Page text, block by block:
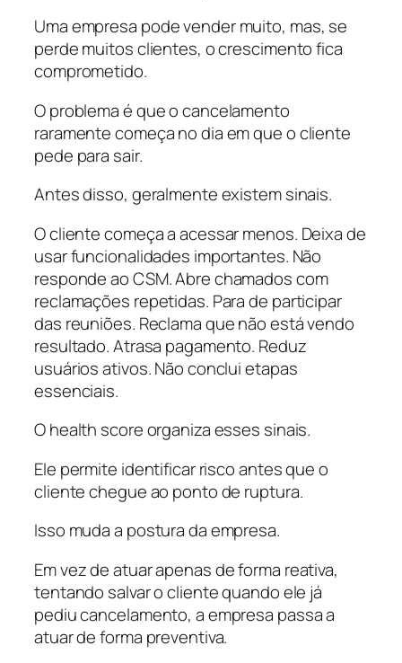
Uma empresa pode vender muito, mas, se
perde muitos clientes, o crescimento fica
comprometido.
O problema é que o cancelamento
raramente começa no dia em que o cliente
pede para sair.
Antes disso, geralmente existem sinais.
O cliente começa a acessar menos. Deixa de
usar funcionalidades importantes. Não
responde ao CSM. Abre chamados com
reclamações repetidas. Para de participar
das reuniões. Reclama que não está vendo
resultado. Atrasa pagamento. Reduz
usuários ativos. Não conclui etapas
essenciais.
O health score organiza esses sinais.
Ele permite identificar risco antes que o
cliente chegue ao ponto de ruptura.
Isso muda a postura da empresa.
Em vez de atuar apenas de forma reativa,
tentando salvar o cliente quando ele já
pediu cancelamento, a empresa passa a
atuar de forma preventiva.